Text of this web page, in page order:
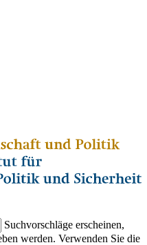
Suchvorschläge erscheinen,
werden. Verwenden Sie die